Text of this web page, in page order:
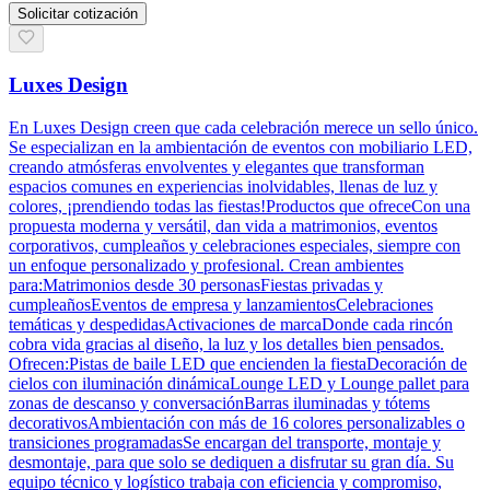
Solicitar cotización
Luxes Design
En Luxes Design creen que cada celebración merece un sello único.
Se especializan en la ambientación de eventos con mobiliario LED,
creando atmósferas envolventes y elegantes que transforman
espacios comunes en experiencias inolvidables, llenas de luz y
colores, ¡prendiendo todas las fiestas!Productos que ofreceCon una
propuesta moderna y versátil, dan vida a matrimonios, eventos
corporativos, cumpleaños y celebraciones especiales, siempre con
un enfoque personalizado y profesional. Crean ambientes
para:Matrimonios desde 30 personasFiestas privadas y
cumpleañosEventos de empresa y lanzamientosCelebraciones
temáticas y despedidasActivaciones de marcaDonde cada rincón
cobra vida gracias al diseño, la luz y los detalles bien pensados.
Ofrecen:Pistas de baile LED que encienden la fiestaDecoración de
cielos con iluminación dinámicaLounge LED y Lounge pallet para
zonas de descanso y conversaciónBarras iluminadas y tótems
decorativosAmbientación con más de 16 colores personalizables o
transiciones programadasSe encargan del transporte, montaje y
desmontaje, para que solo se dediquen a disfrutar su gran día. Su
equipo técnico y logístico trabaja con eficiencia y compromiso,